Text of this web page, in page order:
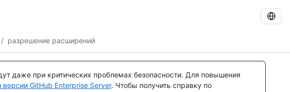
/ разрешение расширений
даже при критических проблемах безопасности. Для повышения
GitHub Enterprise Server. Чтобы получить справку по